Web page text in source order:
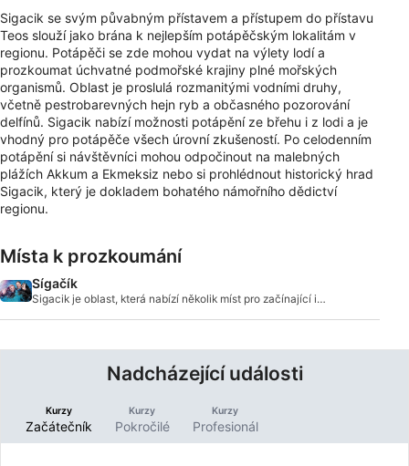
Sigacik se svým půvabným přístavem a přístupem do přístavu
Teos slouží jako brána k nejlepším potápěčským lokalitám v
regionu. Potápěči se zde mohou vydat na výlety lodí a
prozkoumat úchvatné podmořské krajiny plné mořských
organismů. Oblast je proslulá rozmanitými vodními druhy,
včetně pestrobarevných hejn ryb a občasného pozorování
delfínů. Sigacik nabízí možnosti potápění ze břehu i z lodi a je
vhodný pro potápěče všech úrovní zkušeností. Po celodenním
potápění si návštěvníci mohou odpočinout na malebných
plážích Akkum a Ekmeksiz nebo si prohlédnout historický hrad
Sigacik, který je dokladem bohatého námořního dědictví
regionu.
Místa k prozkoumání
Sígačík
Sigacik je oblast, která nabízí několik míst pro začínající i
Nadcházející události
Kurzy
Začátečník
Kurzy
Pokročilé
Kurzy
Profesionál